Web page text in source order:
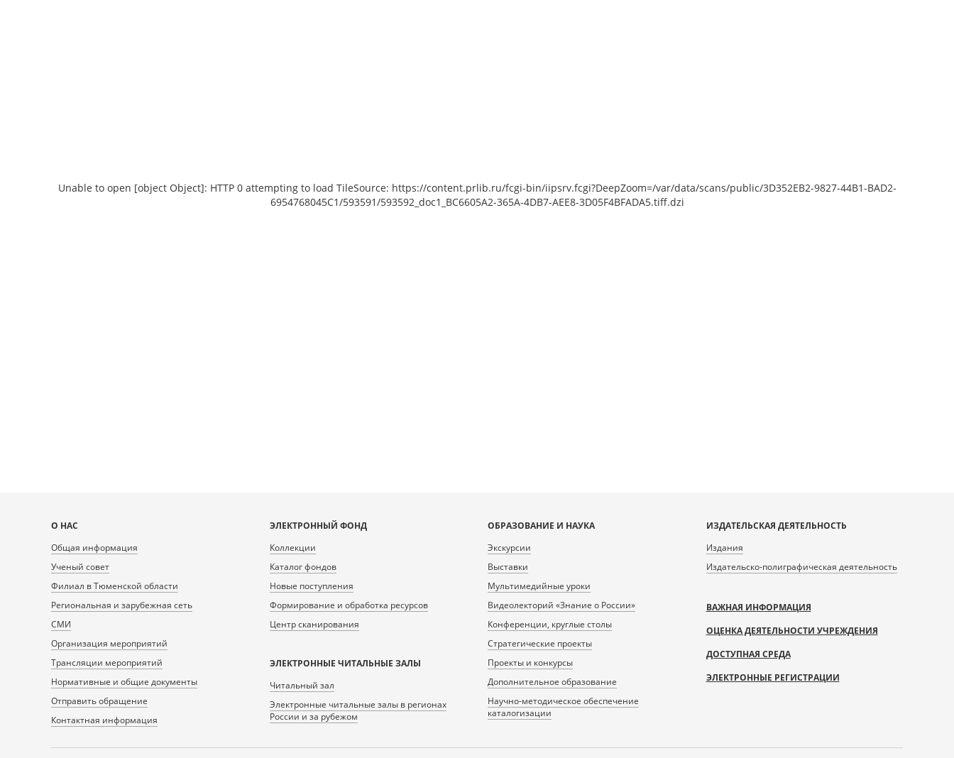
Unable to open [object Object]: HTTP 0 attempting to load TileSource: https://content.prlib.ru/fcgi-bin/iipsrv.fcgi?DeepZoom=/var/data/scans/public/3D352EB2-9827-44B1-BAD2-
6954768045C1/593591/593592_doc1_BC6605A2-365A-4DB7-AEE8-3D05F4BFADA5.tiff.dzi
Карта
сайта
О НАС
Общая информация
Ученый совет
Филиал в Тюменской области
Региональная и зарубежная сеть
СМИ
Организация мероприятий
Трансляции мероприятий
Нормативные и общие документы
Отправить обращение
Контактная информация
ЭЛЕКТРОННЫЙ ФОНД
Коллекции
Каталог фондов
Новые поступления
Формирование и обработка ресурсов
Центр сканирования
ЭЛЕКТРОННЫЕ ЧИТАЛЬНЫЕ ЗАЛЫ
Читальный зал
Электронные читальные залы в регионах
России и за рубежом
ОБРАЗОВАНИЕ И НАУКА
Экскурсии
Выставки
Мультимедийные уроки
Видеолекторий «Знание о России»
Конференции, круглые столы
Стратегические проекты
Проекты и конкурсы
Дополнительное образование
Научно-методическое обеспечение
каталогизации
ИЗДАТЕЛЬСКАЯ ДЕЯТЕЛЬНОСТЬ
Издания
Издательско-полиграфическая деятельность
ВАЖНАЯ ИНФОРМАЦИЯ
ОЦЕНКА ДЕЯТЕЛЬНОСТИ УЧРЕЖДЕНИЯ
ДОСТУПНАЯ СРЕДА
ЭЛЕКТРОННЫЕ РЕГИСТРАЦИИ